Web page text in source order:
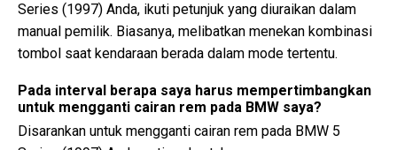
Series (1997) Anda, ikuti petunjuk yang diuraikan dalam
manual pemilik. Biasanya, melibatkan menekan kombinasi
tombol saat kendaraan berada dalam mode tertentu.
Pada interval berapa saya harus mempertimbangkan
untuk mengganti cairan rem pada BMW saya?
Disarankan untuk mengganti cairan rem pada BMW 5